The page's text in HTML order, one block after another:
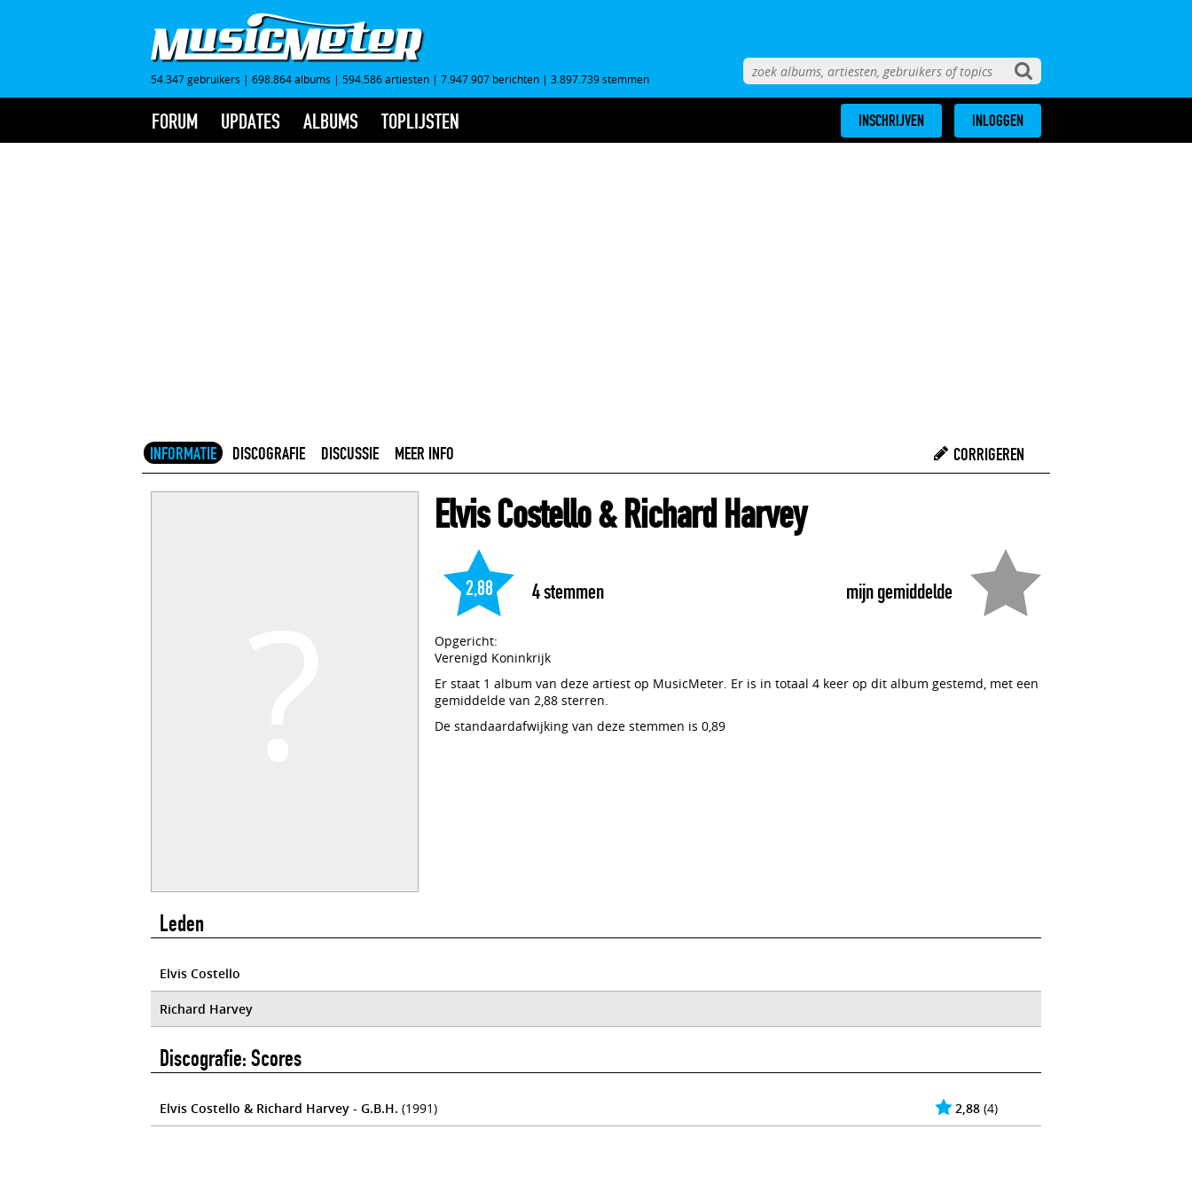
54.347 gebruikers | 698.864 albums | 594.586 artiesten | 7.947.907 berichten | 3.897.739 stemmen
FORUM UPDATES ALBUMS TOPLIJSTEN INSCHRIJVEN INLOGGEN
INFORMATIE DISCOGRAFIE DISCUSSIE MEER INFO CORRIGEREN
Elvis Costello & Richard Harvey
mijn gemiddelde
2,88 4stemmen
Opgericht:
Verenigd Koninkrijk
Er staat 1 album van deze artiest op MusicMeter. Er is in totaal 4 keer op dit album gestemd, met een
gemiddelde van 2,88 sterren.
De standaardafwijking van deze stemmen is 0,89
Leden
Elvis Costello
Richard Harvey
Discografie: Scores
2,88 (4)
Elvis Costello & Richard Harvey - G.B.H. (1991)